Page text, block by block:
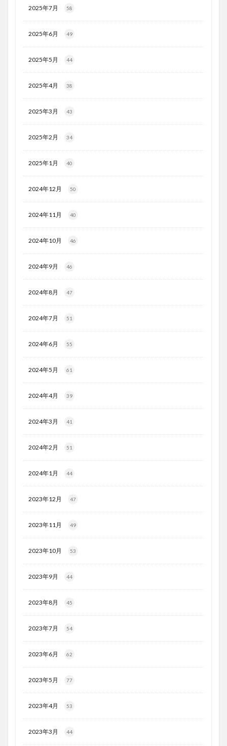
2025年7月 58
2025年6月 49
2025年5月 44
2025年4月 38
2025年3月 43
2025年2月 34
2025年1月 40
2024年12月 50
2024年11月 40
2024年10月 46
2024年9月 46
2024年8月 47
2024年7月 51
2024年6月 55
2024年5月 61
2024年4月 39
2024年3月 41
2024年2月 51
2024年1月 44
2023年12月 47
2023年11月 49
2023年10月 53
2023年9月 44
2023年8月 45
2023年7月 54
2023年6月 62
2023年5月 77
2023年4月 53
2023年3月 44